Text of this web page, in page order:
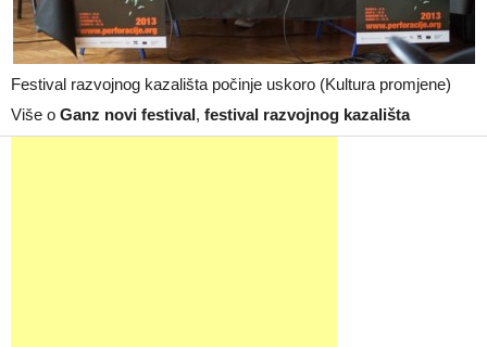
Festival razvojnog kazališta počinje uskoro (Kultura promjene)
Više o Ganz novi festival, festival razvojnog kazališta